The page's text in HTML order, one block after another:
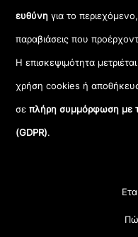
ευθύνη για το
παραβιάσεις που
Η επισκεψιμότητα
χρήση cookies ή
σεπλήρη συμμόρφωση με
(GDPR).